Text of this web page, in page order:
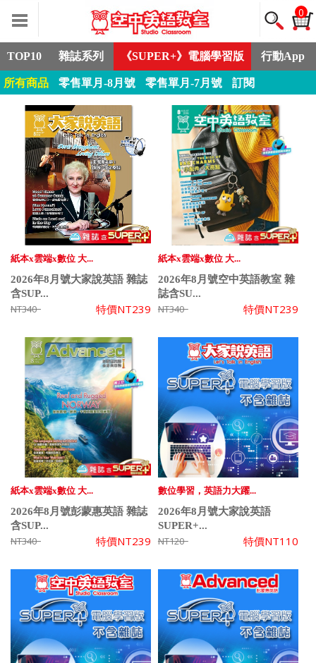
0
TOP10 雜誌系列 《SUPER+》電腦學習版 行動App
所有商品 零售單月-8月號 零售單月-7月號 訂閱
紙本x雲端x數位 大...
2026年8月號大家說英語 雜誌
含SUP...
NT340 特價NT239
紙本x雲端x數位 大...
2026年8月號空中英語教室 雜
誌含SU...
NT340 特價NT239
紙本x雲端x數位 大...
2026年8月號彭蒙惠英語 雜誌
含SUP...
NT340 特價NT239
數位學習，英語力大躍...
2026年8月號大家說英語
SUPER+...
NT120 特價NT110